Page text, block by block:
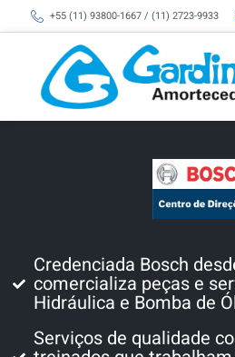
+55 (11) 93800-1667 / (11) 2723-9933
Credenciada Bosch
comercializa peças e
Hidráulica e Bomba de
Serviços de qualidade